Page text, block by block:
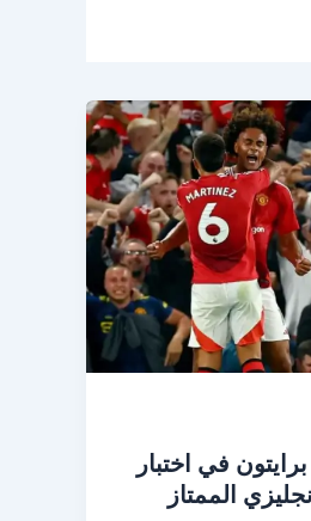
في اختبار
الممتاز